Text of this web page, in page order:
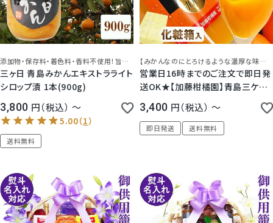
添加物・保存料・着色料・香料不使用！旨みを蓄えた青島みかん
三ヶ日 青島みかんエキストラライト
シロップ漬 1本(900g)
3,800 税込 〜
送料無料
【みかんなのにとろけるような濃厚な味わいが絶品】
営業日16時までのご注文で即日発
送OK★【加藤柑橘園】青島三ケ日
みかんジュース『極しぼり』 1本/2
本/3本化粧箱入り
3,400 税込 〜
即日発送 送料無料